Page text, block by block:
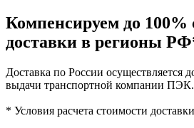
Компенсируем до 100%
доставки в регионы
Доставка по России осуществляется
выдачи транспортной компании ПЭК.
* Условия расчета стоимости